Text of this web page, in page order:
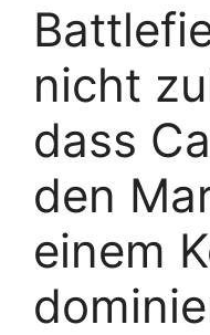
nicht
dass
den
einem